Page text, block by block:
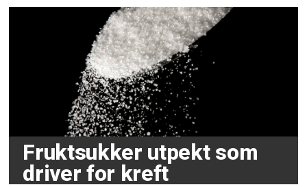
Fruktsukker utpekt som
driver for kreft